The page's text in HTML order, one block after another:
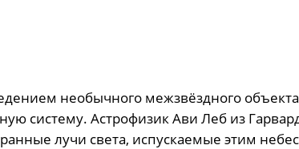
необычного межзвёздного объекта
систему. Астрофизик Ави Леб из
лучи света, испускаемые этим